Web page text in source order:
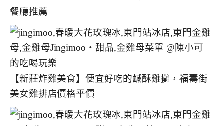
餐廳推薦
【新莊炸雞美食】便宜好吃的鹹酥雞攤，福壽街
美女雞排店價格平價